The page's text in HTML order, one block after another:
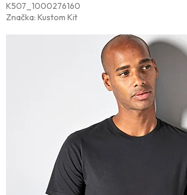
K507_1000276160
Značka: Kustom Kit